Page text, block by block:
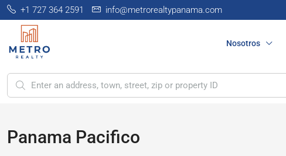
+1 727 364 2591 info@metrorealtypanama.com
Nosotros
Panama Pacifico